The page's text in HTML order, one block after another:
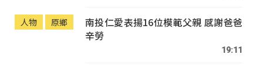
人物 原鄉
南投仁愛表揚16位模範父親 感謝爸爸
辛勞
19:11